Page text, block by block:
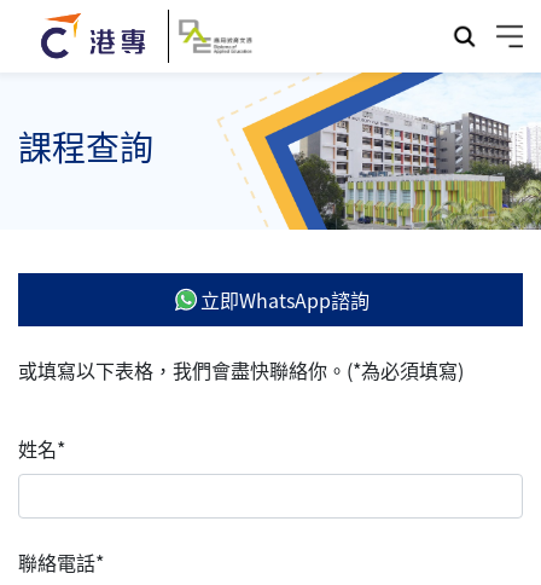
課程查詢
立即WhatsApp諮詢
或填寫以下表格，我們會盡快聯絡你。(*為必須填寫)
姓名*
聯絡電話*